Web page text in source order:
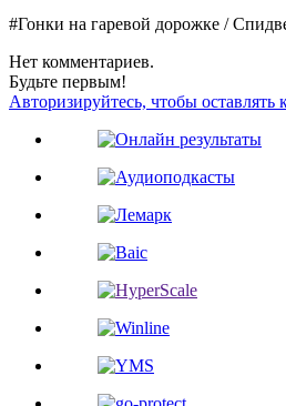
#Гонки на гаревой дорожке /
Нет комментариев.
Будьте первым!
Авторизируйтесь, чтобы оставлять